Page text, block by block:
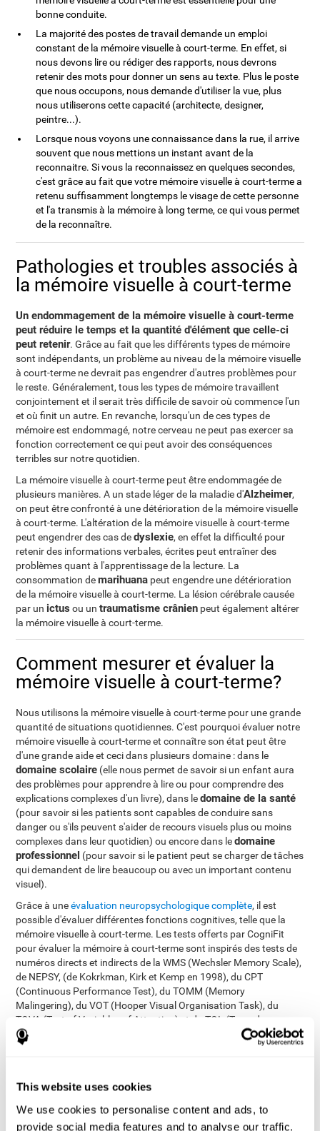
This website uses cookies
We use cookies to personalise content and ads, to
provide social media features and to analyse our traffic.
bonne conduite.
La majorité des postes de travail demande un emploi
constant de la mémoire visuelle à court-terme. En effet, si
nous devons lire ou rédiger des rapports, nous devrons
retenir des mots pour donner un sens au texte. Plus le poste
que nous occupons, nous demande d'utiliser la vue, plus
nous utiliserons cette capacité (architecte, designer,
peintre...).
Lorsque nous voyons une connaissance dans la rue, il arrive
souvent que nous mettions un instant avant de la
reconnaitre. Si vous la reconnaissez en quelques secondes,
c'est grâce au fait que votre mémoire visuelle à court-terme a
retenu suffisamment longtemps le visage de cette personne
et l'a transmis à la mémoire à long terme, ce qui vous permet
de la reconnaître.
Pathologies et troubles associés à
la mémoire visuelle à court-terme
Un endommagement de la mémoire visuelle à court-terme
peut réduire le temps et la quantité d'élément que celle-ci
peut retenir. Grâce au fait que les différents types de mémoire
sont indépendants, un problème au niveau de la mémoire visuelle
à court-terme ne devrait pas engendrer d'autres problèmes pour
le reste. Généralement, tous les types de mémoire travaillent
conjointement et il serait très difficile de savoir où commence l'un
et où finit un autre. En revanche, lorsqu'un de ces types de
mémoire est endommagé, notre cerveau ne peut pas exercer sa
fonction correctement ce qui peut avoir des conséquences
terribles sur notre quotidien.
La mémoire visuelle à court-terme peut être endommagée de
plusieurs manières. A un stade léger de la maladie d'Alzheimer,
on peut être confronté à une détérioration de la mémoire visuelle
à court-terme. L'altération de la mémoire visuelle à court-terme
peut engendrer des cas dedyslexie, en effet la difficulté pour
retenir des informations verbales, écrites peut entraîner des
problèmes quant à l'apprentissage de la lecture. La
consommation demarihuana peut engendre une détérioration
de la mémoire visuelle à court-terme. La lésion cérébrale causée
par un ictus ou untraumatisme crânien peut également altérer
la mémoire visuelle à court-terme.
Comment mesurer et évaluer la
mémoire visuelle à court-terme?
Nous utilisons la mémoire visuelle à court-terme pour une grande
quantité de situations quotidiennes. C'est pourquoi évaluer notre
mémoire visuelle à court-terme et connaître son état peut être
d'une grande aide et ceci dans plusieurs domaine : dans le
domaine scolaire (elle nous permet de savoir si un enfant aura
des problèmes pour apprendre à lire ou pour comprendre des
explications complexes d'un livre), dans ledomaine de la santé
(pour savoir si les patients sont capables de conduire sans
danger ou s'ils peuvent s'aider de recours visuels plus ou moins
complexes dans leur quotidien) ou encore dans ledomaine
professionnel (pour savoir si le patient peut se charger de tâches
qui demandent de lire beaucoup ou avec un important contenu
visuel).
Grâce à uneévaluation neuropsychologique complète, il est
possible d'évaluer différentes fonctions cognitives, telle que la
mémoire visuelle à court-terme. Les tests offerts par CogniFit
pour évaluer la mémoire à court-terme sont inspirés des tests de
numéros directs et indirects de la WMS (Wechsler Memory Scale),
de NEPSY, (de Kokrkman, Kirk et Kemp en 1998), du CPT
(Continuous Performance Test), du TOMM (Memory
Malingering), du VOT (Hooper Visual Organisation Task), du
TOVA (Test of Variables of Attention) et du TOL (Torre de
Londres). En plus d´évaluer la mémoire visuelle à court-terme, ces
tests permettent également d'évaluer la mémoire à court-terme, le
flexibilité cognitive, la dénomination, la reconnaissance et la
vitesse de traitement.